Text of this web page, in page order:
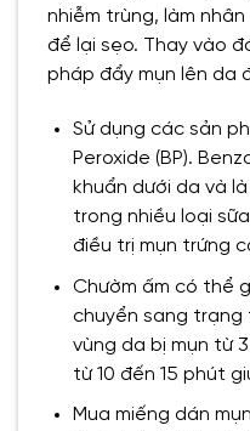
nhiễm trùng, làm
để lại sẹo. Thay vào
pháp đẩy mụn lên da
Sử dụng các sản
Peroxide (BP).
khuẩn dưới da và
trong nhiều loại
điều trị mụn trứng
Chườm ấm có thể
chuyển sang trạng
vùng da bị mụn từ
từ 10 đến 15 phút
Mua miếng dán